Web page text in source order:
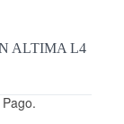
ALTIMA L4